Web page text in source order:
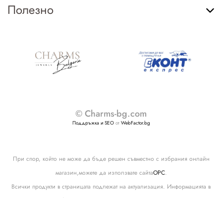
Полезно
© Charms-bg.com
Поддръжка и SEOот WebFactor.bg
При спор, който не може да бъде решен съвместно с избрания онлайн
магазин,можете да използвате сайтаОРС.
Всички продукти в страницата подлежат на актуализация. Информацията в